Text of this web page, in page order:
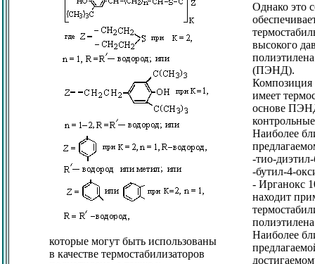
которые могут быть использованы
в качестве термостабилизаторов
Однако это
высокого
(ПЭНД).
имеет
основе
Наиболее
-тио-
-бутил-4-
- Ирганокс
находит
Наиболее